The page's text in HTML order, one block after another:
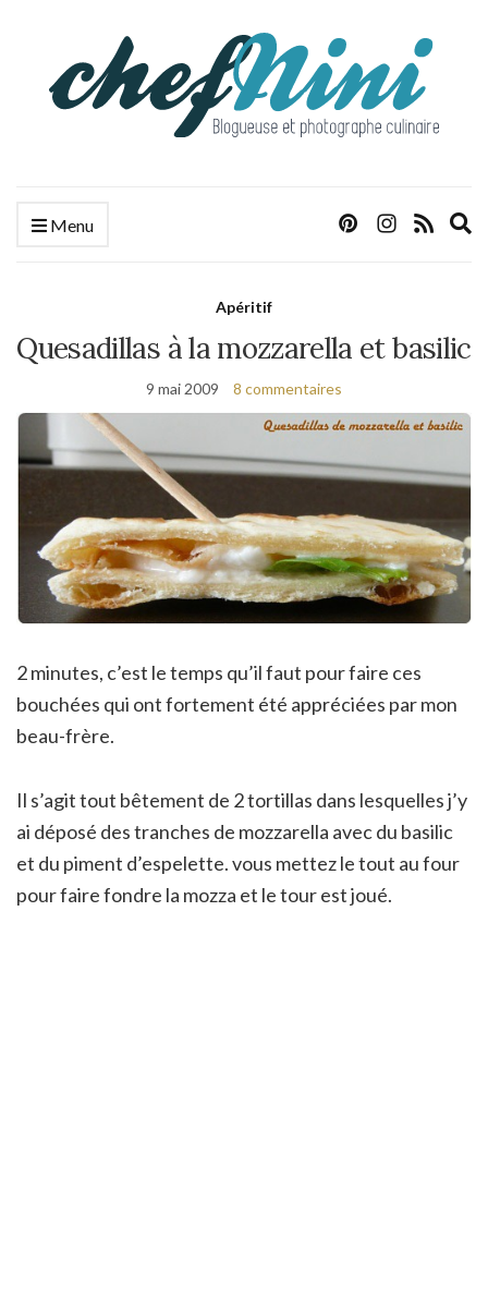
Menu
Apéritif
Quesadillas à la mozzarella et basilic
9 mai 2009 8 commentaires
2 minutes, c’est le temps qu’il faut pour faire ces
bouchées qui ont fortement été appréciées par mon
beau-frère.
Il s’agit tout bêtement de 2 tortillas dans lesquelles j’y
ai déposé des tranches de mozzarella avec du basilic
et du piment d’espelette. vous mettez le tout au four
pour faire fondre la mozza et le tour est joué.